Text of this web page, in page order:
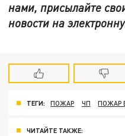
нами, присылайте
новости на
ТЕГИ: ПОЖАР ЧП ПОЖАР
ЧИТАЙТЕ ТАКЖЕ: